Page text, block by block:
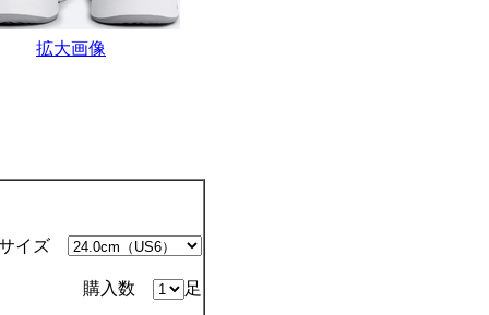
拡大画像
イズ
購入数 足